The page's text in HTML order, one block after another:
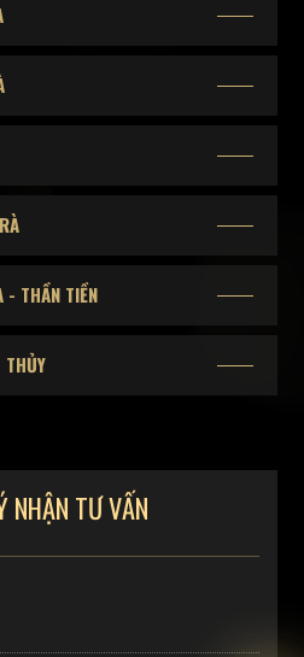
- THẦN TIỀN
THỦY
NHẬN TƯ VẤN